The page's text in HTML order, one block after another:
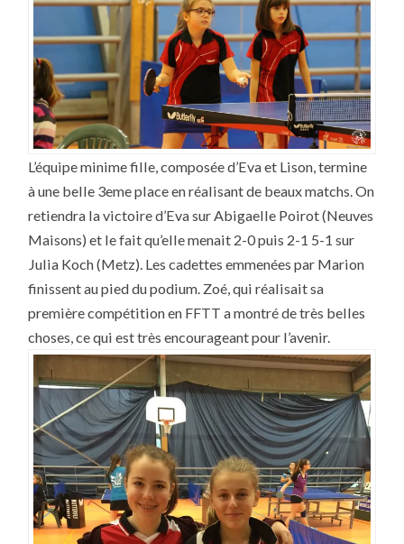
L’équipe minime fille, composée d’Eva et Lison, termine
à une belle 3eme place en réalisant de beaux matchs. On
retiendra la victoire d’Eva sur Abigaelle Poirot (Neuves
Maisons) et le fait qu’elle menait 2-0 puis 2-1 5-1 sur
Julia Koch (Metz). Les cadettes emmenées par Marion
finissent au pied du podium. Zoé, qui réalisait sa
première compétition en FFTT a montré de très belles
choses, ce qui est très encourageant pour l’avenir.